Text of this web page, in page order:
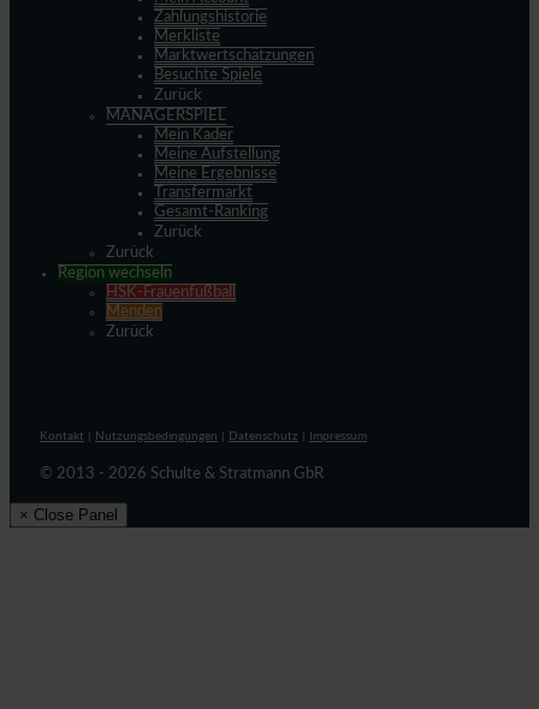
Zahlungshistorie
Merkliste
Marktwertschätzungen
Besuchte Spiele
Zurück
MANAGERSPIEL
Mein Kader
Meine Aufstellung
Meine Ergebnisse
Transfermarkt
Gesamt-Ranking
Zurück
Zurück
Region wechseln
HSK-Frauenfußball
Menden
Zurück
Kontakt Nutzungsbedingungen Datenschutz Impressum
© 2013 - 2026 Schulte & Stratmann GbR
× Close Panel